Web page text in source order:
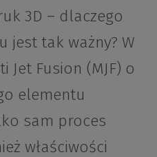
3D – dlaczego
jest tak ważny? W
Fusion (MJF) o
elementu
sam proces
właściwości